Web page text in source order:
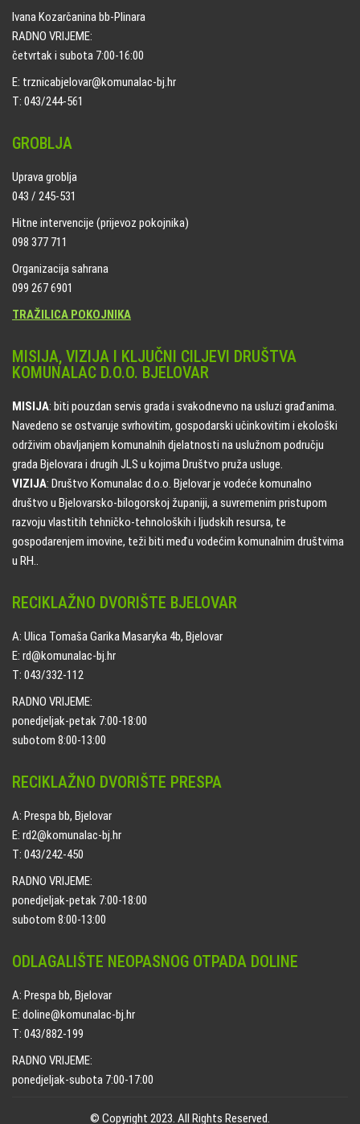
Ivana Kozarčanina bb-Plinara
RADNO VRIJEME:
četvrtak i subota 7:00-16:00
E: trznicabjelovar@komunalac-bj.hr
T: 043/244-561
GROBLJA
Uprava groblja
043 / 245-531
Hitne intervencije (prijevoz pokojnika)
098 377 711
Organizacija sahrana
099 267 6901
TRAŽILICA POKOJNIKA
MISIJA, VIZIJA I KLJUČNI CILJEVI DRUŠTVA
KOMUNALAC D.O.O. BJELOVAR
MISIJA: biti pouzdan servis grada i svakodnevno na usluzi građanima.
Navedeno se ostvaruje svrhovitim, gospodarski učinkovitim i ekološki
održivim obavljanjem komunalnih djelatnosti na uslužnom području
grada Bjelovara i drugih JLS u kojima Društvo pruža usluge.
VIZIJA: Društvo Komunalac d.o.o. Bjelovar je vodeće komunalno
društvo u Bjelovarsko-bilogorskoj županiji, a suvremenim pristupom
razvoju vlastitih tehničko-tehnoloških i ljudskih resursa, te
gospodarenjem imovine, teži biti među vodećim komunalnim društvima
u RH..
RECIKLAŽNO DVORIŠTE BJELOVAR
A: Ulica Tomaša Garika Masaryka 4b, Bjelovar
E: rd@komunalac-bj.hr
T: 043/332-112
RADNO VRIJEME:
ponedjeljak-petak 7:00-18:00
subotom 8:00-13:00
RECIKLAŽNO DVORIŠTE PRESPA
A: Prespa bb, Bjelovar
E: rd2@komunalac-bj.hr
T: 043/242-450
RADNO VRIJEME:
ponedjeljak-petak 7:00-18:00
subotom 8:00-13:00
ODLAGALIŠTE NEOPASNOG OTPADA DOLINE
A: Prespa bb, Bjelovar
E: doline@komunalac-bj.hr
T: 043/882-199
RADNO VRIJEME:
ponedjeljak-subota 7:00-17:00
© Copyright 2023. All Rights Reserved.